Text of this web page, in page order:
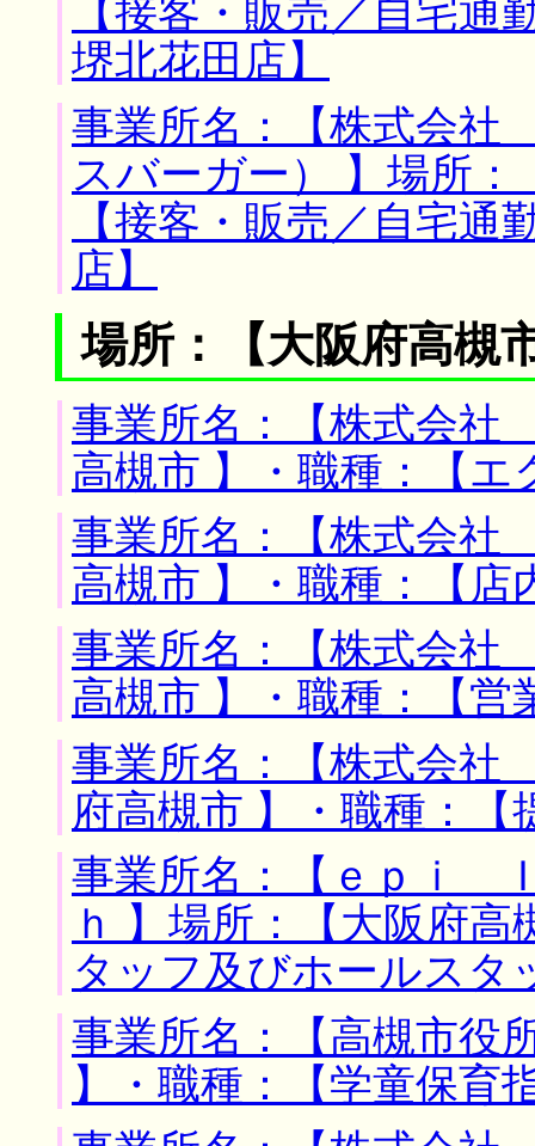
【接客・販売／自宅
堺北花田店】
事業所名：【株式会
スバーガー） 】場所
【接客・販売／自宅通
店】
場所：【大阪府高槻
事業所名：【株式会
高槻市 】・職種：【
事業所名：【株式会
高槻市 】・職種：【
事業所名：【株式会
高槻市 】・職種：【
事業所名：【株式会
府高槻市 】・職種：【
事業所名：【ｅｐｉ
ｈ 】場所：【大阪府
タッフ及びホールスタ
事業所名：【高槻市役
】・職種：【学童保育